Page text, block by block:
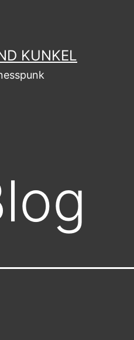
KUNKEL